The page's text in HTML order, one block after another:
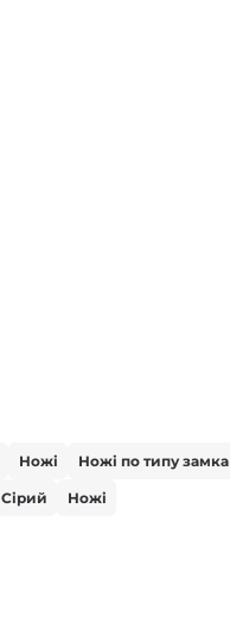
Ножі Ножі по типу замка
Сірий Ножі